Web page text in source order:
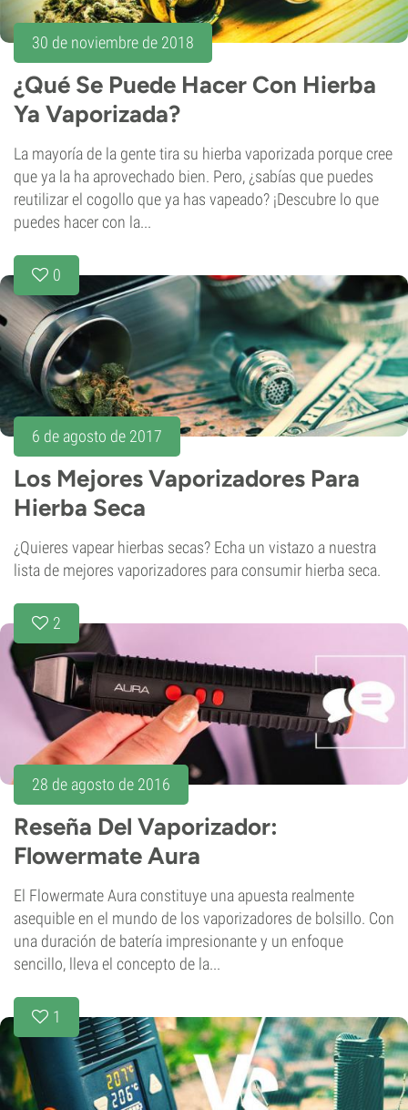
30 de noviembre de 2018
¿Qué Se Puede Hacer Con Hierba
Ya Vaporizada?
La mayoría de la gente tira su hierba vaporizada porque cree
que ya la ha aprovechado bien. Pero, ¿sabías que puedes
reutilizar el cogollo que ya has vapeado? ¡Descubre lo que
puedes hacer con la...
0
6 de agosto de 2017
Los Mejores Vaporizadores Para
Hierba Seca
¿Quieres vapear hierbas secas? Echa un vistazo a nuestra
lista de mejores vaporizadores para consumir hierba seca.
2
28 de agosto de 2016
Reseña Del Vaporizador:
Flowermate Aura
El Flowermate Aura constituye una apuesta realmente
asequible en el mundo de los vaporizadores de bolsillo. Con
una duración de batería impresionante y un enfoque
sencillo, lleva el concepto de la...
1